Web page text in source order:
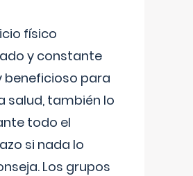
físico
y constante
beneficioso para
salud, también lo
todo el
si nada lo
Los grupos